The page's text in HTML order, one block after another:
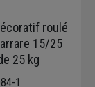
roulé
15/25
25 kg
1